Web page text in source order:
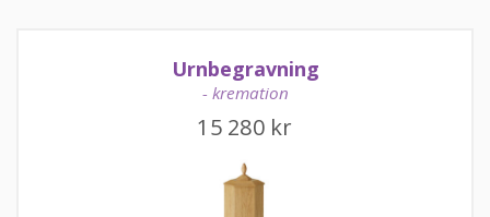
Urnbegravning
- kremation
15 280 kr